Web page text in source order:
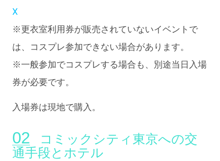
X
※更衣室利用券が販売されていないイベントで
は、コスプレ参加できない場合があります。
※一般参加でコスプレする場合も、別途当日入場
券が必要です。
入場券は現地で購入。
コミックシティ東京への交
通手段とホテル